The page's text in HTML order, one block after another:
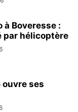
Boveresse :
par hélicoptère
ses